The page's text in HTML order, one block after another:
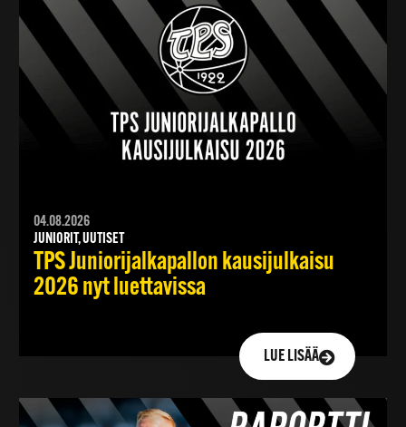
04.08.2026
JUNIORIT, UUTISET
TPS Juniorijalkapallon kausijulkaisu
2026 nyt luettavissa
LUE LISÄÄ